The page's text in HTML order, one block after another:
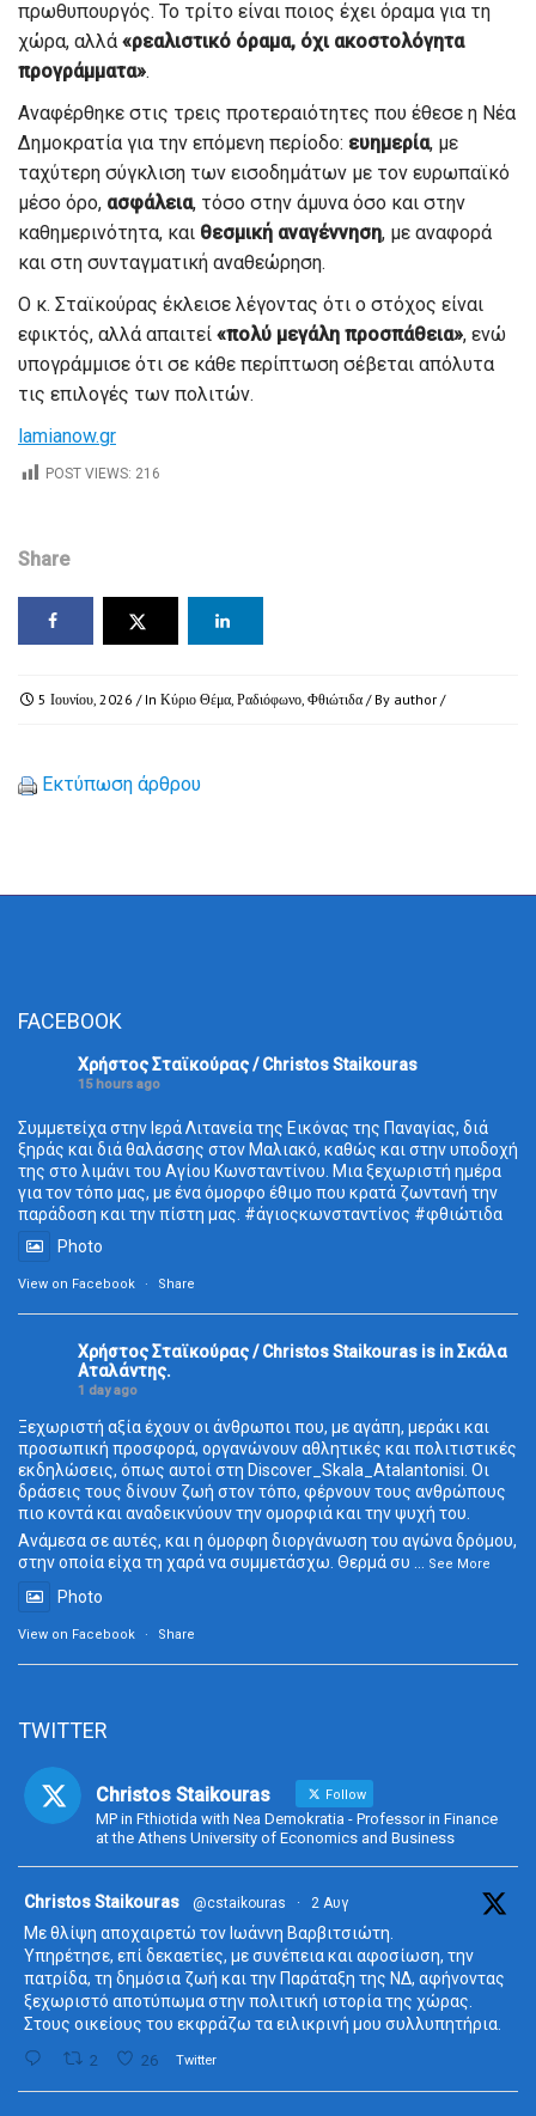
πρωθυπουργός. Το τρίτο είναι ποιος έχει όραμα για τη
χώρα, αλλά «ρεαλιστικό όραμα, όχι ακοστολόγητα
προγράμματα».
Αναφέρθηκε στις τρεις προτεραιότητες που έθεσε η Νέα
Δημοκρατία για την επόμενη περίοδο: ευημερία, με
ταχύτερη σύγκλιση των εισοδημάτων με τον ευρωπαϊκό
μέσο όρο, ασφάλεια, τόσο στην άμυνα όσο και στην
καθημερινότητα, και θεσμική αναγέννηση, με αναφορά
και στη συνταγματική αναθεώρηση.
Ο κ. Σταϊκούρας έκλεισε λέγοντας ότι ο στόχος είναι
εφικτός, αλλά απαιτεί «πολύ μεγάλη προσπάθεια», ενώ
υπογράμμισε ότι σε κάθε περίπτωση σέβεται απόλυτα
τις επιλογές των πολιτών.
lamianow.gr
POST VIEWS: 216
Share
5 Ιουνίου, 2026 / In Κύριο Θέμα, Ραδιόφωνο, Φθιώτιδα / By author /
Εκτύπωση άρθρου
FACEBOOK
Χρήστος Σταϊκούρας / Christos Staikouras
15 hours ago
Συμμετείχα στην Ιερά Λιτανεία της Εικόνας της Παναγίας, διά
ξηράς και διά θαλάσσης στον Μαλιακό, καθώς και στην υποδοχή
της στο λιμάνι του Αγίου Κωνσταντίνου. Μια ξεχωριστή ημέρα
για τον τόπο μας, με ένα όμορφο έθιμο που κρατά ζωντανή την
παράδοση και την πίστη μας. #άγιοςκωνσταντίνος #φθιώτιδα
Photo
View on Facebook · Share
Χρήστος Σταϊκούρας / Christos Staikouras is in Σκάλα
Aταλάντης.
1 day ago
Ξεχωριστή αξία έχουν οι άνθρωποι που, με αγάπη, μεράκι και
προσωπική προσφορά, οργανώνουν αθλητικές και πολιτιστικές
εκδηλώσεις, όπως αυτοί στη Discover_Skala_Atalantonisi. Οι
δράσεις τους δίνουν ζωή στον τόπο, φέρνουν τους ανθρώπους
πιο κοντά και αναδεικνύουν την ομορφιά και την ψυχή του.
Ανάμεσα σε αυτές, και η όμορφη διοργάνωση του αγώνα δρόμου,
στην οποία είχα τη χαρά να συμμετάσχω. Θερμά συ ... See More
Photo
View on Facebook · Share
TWITTER
Christos Staikouras Follow
MP in Fthiotida with Nea Demokratia - Professor in Finance
at the Athens University of Economics and Business
Christos Staikouras @cstaikouras · 2 Αυγ
Με θλίψη αποχαιρετώ τον Ιωάννη Βαρβιτσιώτη.
Υπηρέτησε, επί δεκαετίες, με συνέπεια και αφοσίωση, την
πατρίδα, τη δημόσια ζωή και την Παράταξη της ΝΔ, αφήνοντας
ξεχωριστό αποτύπωμα στην πολιτική ιστορία της χώρας.
Στους οικείους του εκφράζω τα ειλικρινή μου συλλυπητήρια.
2 26 Twitter